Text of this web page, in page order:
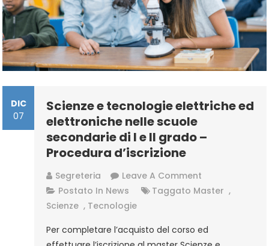
DIC
07
Scienze e tecnologie elettriche ed
elettroniche nelle scuole
secondarie di I e II grado –
Procedura d’iscrizione
Segreteria Leave A Comment
Scienze
Elettriche
Postato In News Taggato Master ,
Scienze , Tecnologie
Per completare l’acquisto del corso ed